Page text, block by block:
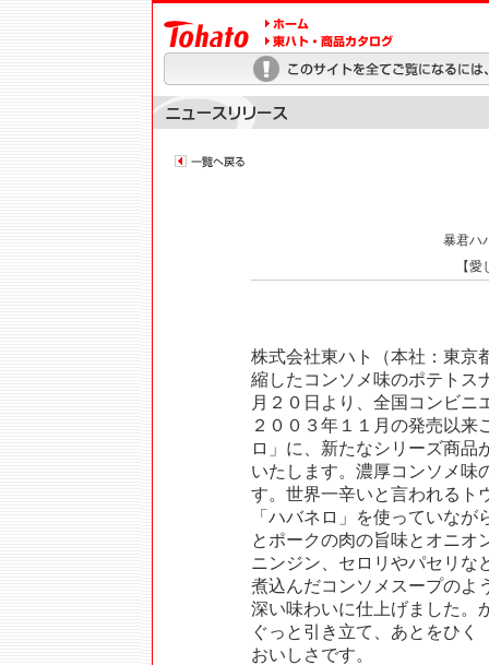
暴君ハ
【
株式会社東ハト（本社：東京
縮したコンソメ味のポテトス
月２０日より、全国コンビニ
２００３年１１月の発売以来
ロ」に、新たなシリーズ商品
いたします。濃厚コンソメ味
す。世界一辛いと言われるト
「ハバネロ」を使っていな
とポークの肉の旨味とオニオ
ニンジン、セロリやパセリな
煮込んだコンソメスープのよ
深い味わいに仕上げました。
ぐっと引き立て、あとをひく
おいしさです。